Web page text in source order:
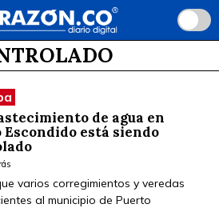
de agua en
Escondido está siendo
varios corregimientos y veredas
al municipio de Puerto